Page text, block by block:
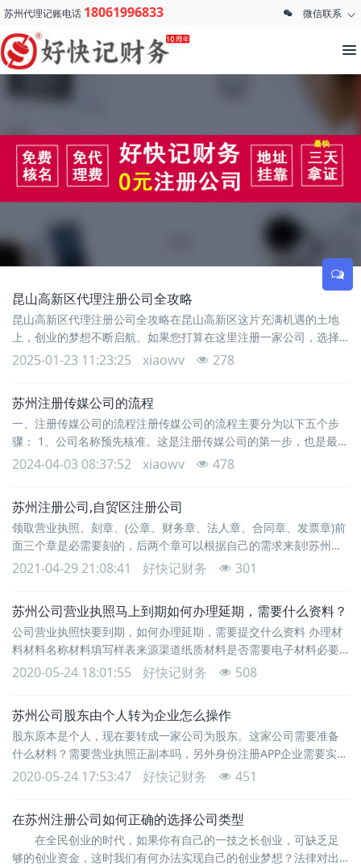
苏州代理记账电话 18061996833 微信联系
昆山高新区代理注册公司全攻略
昆山高新区代理注册公司全攻略在昆山高新区这片充满机遇的土地
上，创业的梦想不断启航。如果您打算在这里注册一家公司，选择
昆山代理注册服务可以让整个过程更加顺畅高效。接下来，让昆山
高新区代理注册公司步骤和流程（一）昆山高新区代理注册公司前
期咨询与昆山代理注册公司沟通，阐述您的业务构想、公司
2025-01-23 11:23:25 xiaowv 278
苏州注册传媒公司的流程
一、注册传媒公司的流程注册传媒公司的流程主要分为以下五个步
骤： 1、公司名称预先核准。这是注册传媒公司的第一步，也是最重
要的一步。您需要为您的公司起一个符合规定、有特色、有意义的
违法的情况，就会给您发放《企业名称预先核准通知书》，这意味
着您的公司名称已经通过了预先核准，可以用于注
2024-04-03 08:37:52 xiaowv 478
苏州注册公司,自贸区注册公司
领取营业执照、刻章、(公章、财务章、法人章、合同章、发票章)前
面三个章是必需要刻的，后两个章可以根据自己的需求来刻!苏州注
册公司代办费用企业名称字号，注意不要使用跟名称中其他要素相
可以使用自然人投资人的姓名用作字号。网上怎么免费注册公司网
上核名成功后按照提示上传以上材料扫描件即可，
2021-04-29 21:08:41 好快记财务 301
苏州公司营业执照马上到期如何办理延期，需要什么资料？
公司营业执照快要到期，如何办理延期，需要提交什么资料 办理材
料材料名称材料填写样表来源渠道纸质材料是否需要电子材料必要
性填报须知1.公司登记（备案）申请书01.公司登记（备案）申请
无须提交该文件，公司章程另有规定的，从其规定）。02无样本提
供.doc申请人自备1 份否是◆
2020-05-24 18:01:55 好快记财务 508
苏州公司股东由个人转为企业怎么操作
股东原本是个人，现在要转成一家公司为股东。这家公司需要准备
什么材料？需要营业执照正副本吗，另外身份注册APP企业需要实名
吗，怎么实名。办理材料材料名称材料填写样表来源渠道纸质材料
程的决议、决定（变更登记事项涉及公司章程修改的，提交该文
件；其中股东变更登记无须提交该文件
2020-05-24 17:53:47 好快记财务 451
在苏州注册公司如何正确的选择公司类型
在全民创业的时代，如果你有自己的一技之长创业，可缺乏足
够的创业资金，这时我们有何办法实现自己的创业梦想？法律对出